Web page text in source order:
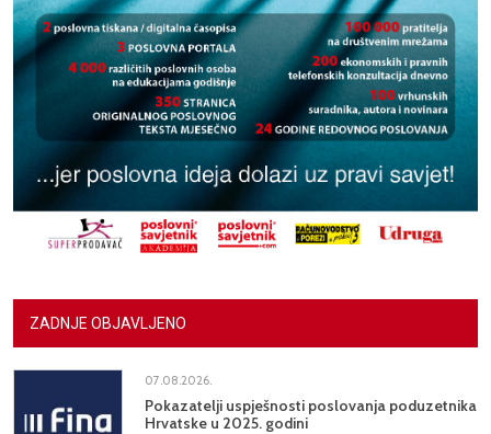
ZADNJE OBJAVLJENO
07.08.2026.
Pokazatelji uspješnosti poslovanja poduzetnika
Hrvatske u 2025. godini